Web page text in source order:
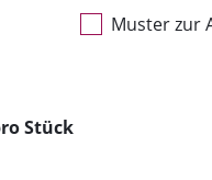
Muster zur
Stück